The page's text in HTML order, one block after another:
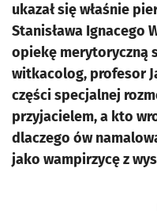
ukazał się właśnie
Stanisława Ignacego
opiekę merytoryczną
witkacolog, profesor
części specjalnej
przyjacielem, a kto
dlaczego ów
jako wampirzycę z